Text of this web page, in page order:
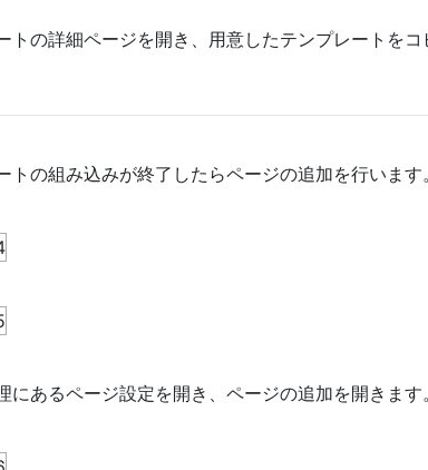
トの詳細ページを開き、用意したテンプレートをコ
トの組み込みが終了したらページの追加を行います。
にあるページ設定を開き、ページの追加を開きます